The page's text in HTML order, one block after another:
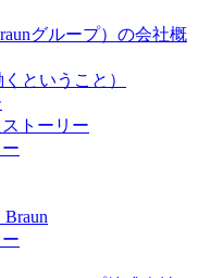
のご案内など販売店さ
をお送りください。
グループ）の会社概
ということ）
トーリー